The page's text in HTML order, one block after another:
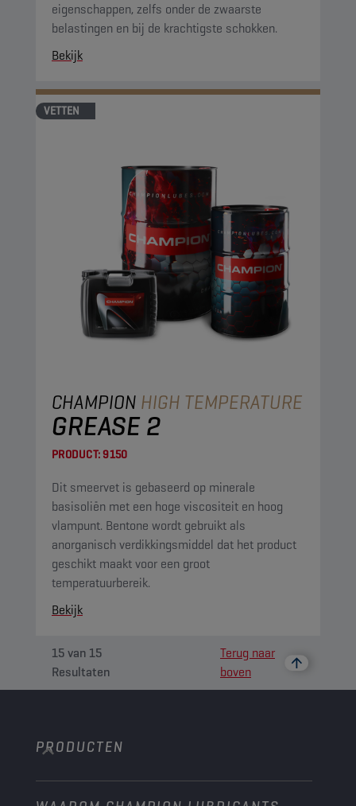
eigenschappen, zelfs onder de zwaarste
belastingen en bij de krachtigste schokken.
Bekijk
VETTEN
CHAMPION HIGH TEMPERATURE
GREASE 2
PRODUCT:9150
Dit smeervet is gebaseerd op minerale
basisoliën met een hoge viscositeit en hoog
vlampunt. Bentone wordt gebruikt als
anorganisch verdikkingsmiddel dat het product
geschikt maakt voor een groot
temperatuurbereik.
Bekijk
15van 15
Resultaten
Terug naar
boven
PRODUCTEN